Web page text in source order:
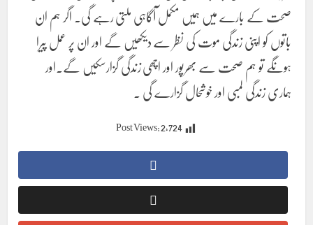
صحت کے بارے میں ہمیں مکمل آگاہی ملتی رہے گی۔ اگر ہم ان
باتوں کو اپنی زندگی موت کی نظر سے دیکھیں گے اور ان پر عمل پیرا
ہونگے تو ہم صحت سے بھرپور اور اچھی زندگی گزارسکیں گے۔اور
ہماری زندگی لمبی اور خوشحال گزارے گی ۔
Post Views:2,724